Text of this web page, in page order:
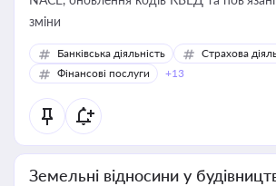
зміни
Банківська діяльність
Страхова
Фінансові послуги
+13
Земельні відносини у